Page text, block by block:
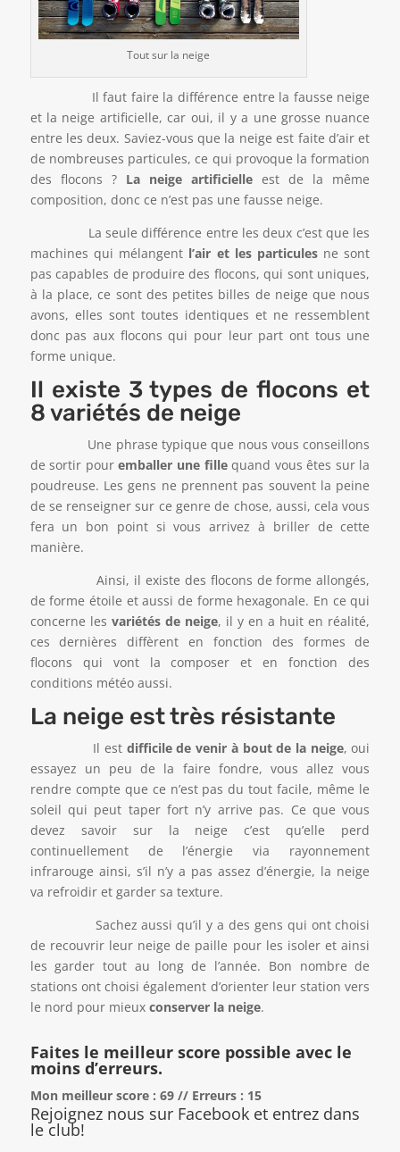
Tout sur la neige
Il faut faire la différence entre la fausse neige
et la neige artificielle, car oui, il y a une grosse nuance
entre les deux. Saviez-vous que la neige est faite d’air et
de nombreuses particules, ce qui provoque la formation
des flocons ? La neige artificielle est de la même
composition, donc ce n’est pas une fausse neige.
La seule différence entre les deux c’est que les
machines qui mélangent l’air et les particulesne sont
pas capables de produire des flocons, qui sont uniques,
à la place, ce sont des petites billes de neige que nous
avons, elles sont toutes identiques et ne ressemblent
donc pas aux flocons qui pour leur part ont tous une
forme unique.
Il existe 3 types de flocons et
8 variétés de neige
Une phrase typique que nous vous conseillons
de sortir pouremballer une fillequand vous êtes sur la
poudreuse. Les gens ne prennent pas souvent la peine
de se renseigner sur ce genre de chose, aussi, cela vous
fera un bon point si vous arrivez à briller de cette
manière.
Ainsi, il existe des flocons de forme allongés,
de forme étoile et aussi de forme hexagonale. En ce qui
concerne les variétés de neige, il y en a huit en réalité,
ces dernières diffèrent en fonction des formes de
flocons qui vont la composer et en fonction des
conditions météo aussi.
La neige est très résistante
Il est difficile de venir à bout de la neige, oui
essayez un peu de la faire fondre, vous allez vous
rendre compte que ce n’est pas du tout facile, même le
soleil qui peut taper fort n’y arrive pas. Ce que vous
devez savoir sur la neige c’est qu’elle perd
continuellement de l’énergie via rayonnement
infrarouge ainsi, s’il n’y a pas assez d’énergie, la neige
va refroidir et garder sa texture.
Sachez aussi qu’il y a des gens qui ont choisi
de recouvrir leur neige de paille pour les isoler et ainsi
les garder tout au long de l’année. Bon nombre de
stations ont choisi également d’orienter leur station vers
le nord pour mieux conserver la neige.
Faites le meilleur score possible avec le
moins d’erreurs.
Mon meilleur score : 69 // Erreurs : 15
Rejoignez nous sur Facebook et entrez dans
le club!